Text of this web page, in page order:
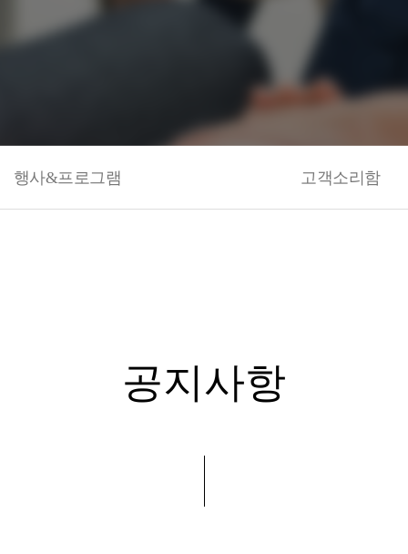
행사&프로그램 고객소리함
공지사항